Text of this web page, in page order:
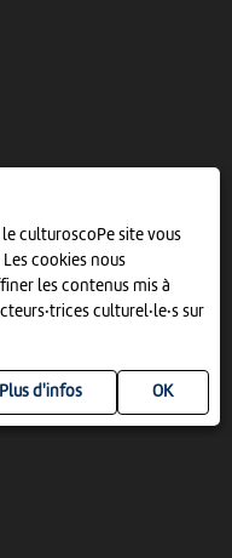
culturoscoPe site vous
cookies nous
les contenus mis à
culturel·le·s sur
Plus d'infos